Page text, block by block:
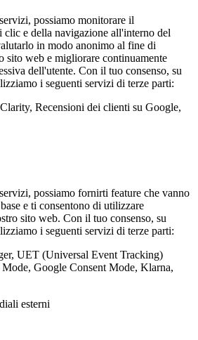
possiamo monitorare il
clic e della navigazione all'interno del
in modo anonimo al fine di
sito web e migliorare continuamente
dell'utente. Con il tuo consenso, su
i seguenti servizi di terze parti:
Recensioni dei clienti su Google,
possiamo fornirti feature che vanno
e ti consentono di utilizzare
sito web. Con il tuo consenso, su
i seguenti servizi di terze parti:
UET (Universal Event Tracking)
Google Consent Mode, Klarna,
esterni